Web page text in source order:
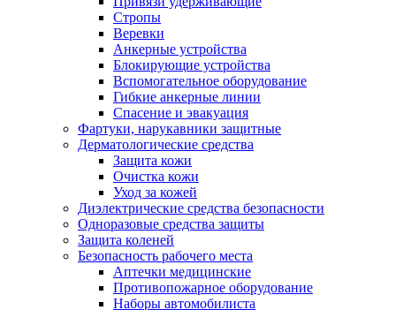
Стропы
Веревки
Анкерные устройства
Блокирующие устройства
Вспомогательное оборудование
Гибкие анкерные линии
Спасение и эвакуация
Фартуки, нарукавники защитные
Дерматологические средства
Защита кожи
Очистка кожи
Уход за кожей
Диэлектрические средства безопасности
Одноразовые средства защиты
Защита коленей
Безопасность рабочего места
Аптечки медицинские
Противопожарное оборудование
Наборы автомобилиста